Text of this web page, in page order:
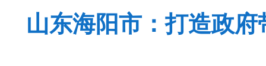
山东海阳市：打造政